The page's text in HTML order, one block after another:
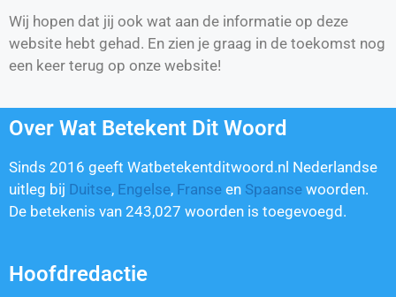
Wij hopen dat jij ook wat aan de informatie op deze
website hebt gehad. En zien je graag in de toekomst nog
een keer terug op onze website!
Over Wat Betekent Dit Woord
Sinds 2016 geeft Watbetekentditwoord.nl Nederlandse
uitleg bij Duitse, Engelse, Franse en Spaanse woorden.
De betekenis van 243,027 woorden is toegevoegd.
Hoofdredactie